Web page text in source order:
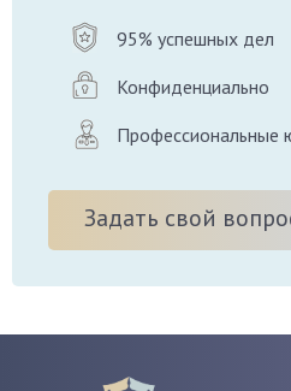
95% успешных дел
Конфиденциально
Профессиональные
Задать свой